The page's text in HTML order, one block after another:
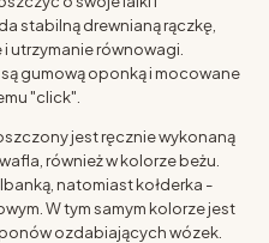
stabilną drewnianą rączkę,
utrzymanie równowagi.
gumową oponką i mocowane
"click".
jest ręcznie wykonaną
również w kolorze beżu.
natomiast kołderka -
W tym samym kolorze jest
ozdabiających wózek.